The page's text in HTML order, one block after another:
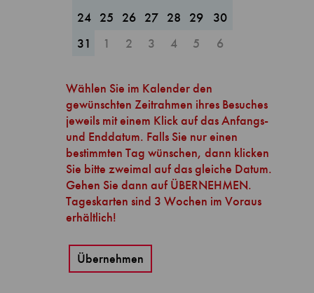
24
25 26 27 28 29
30
31
1 2 3 4 5 6
Übernehmen